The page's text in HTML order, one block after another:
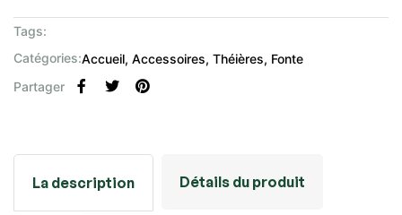
Tags:
Catégories:Accueil Accessoires Théières Fonte
Partager
La description Détails du produit